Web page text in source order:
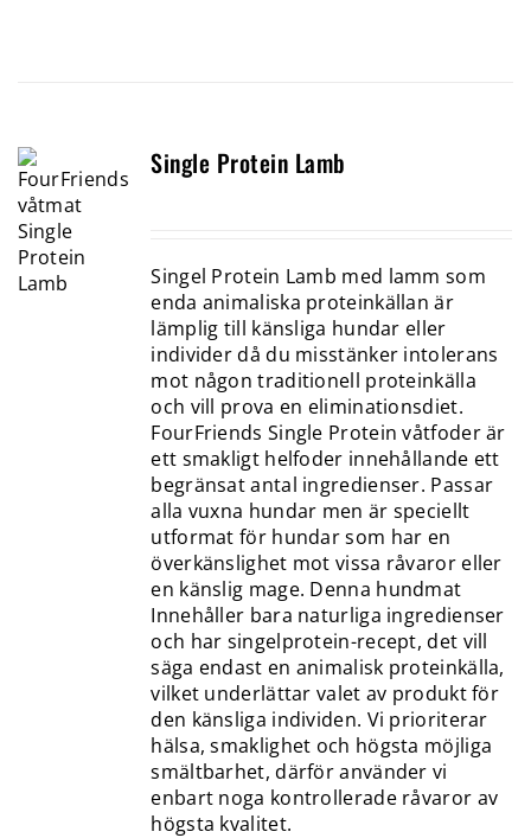
Single Protein Lamb
Singel Protein Lamb med lamm som
enda animaliska proteinkällan är
lämplig till känsliga hundar eller
individer då du misstänker intolerans
mot någon traditionell proteinkälla
och vill prova en eliminationsdiet.
FourFriends Single Protein våtfoder är
ett smakligt helfoder innehållande ett
begränsat antal ingredienser. Passar
alla vuxna hundar men är speciellt
utformat för hundar som har en
överkänslighet mot vissa råvaror eller
en känslig mage. Denna hundmat
Innehåller bara naturliga ingredienser
och har singelprotein-recept, det vill
säga endast en animalisk proteinkälla,
vilket underlättar valet av produkt för
den känsliga individen. Vi prioriterar
hälsa, smaklighet och högsta möjliga
smältbarhet, därför använder vi
enbart noga kontrollerade råvaror av
högsta kvalitet.